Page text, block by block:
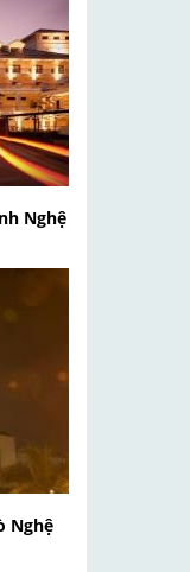
Nghệ
Nghệ